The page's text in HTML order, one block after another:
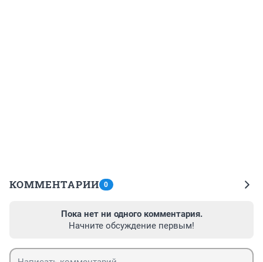
КОММЕНТАРИИ 0
Пока нет ни одного комментария.
Начните обсуждение первым!